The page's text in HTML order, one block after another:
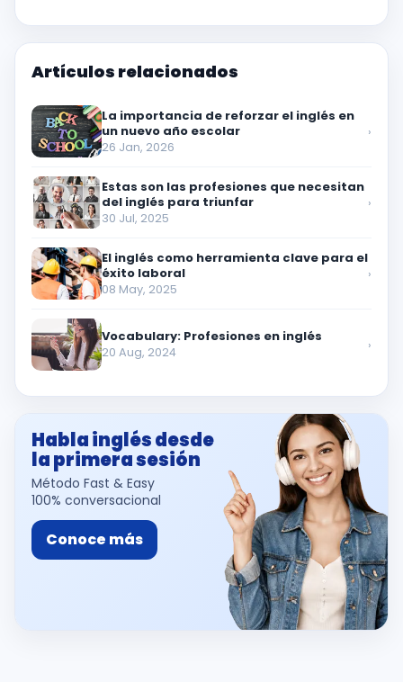
Artículos relacionados
La importancia de reforzar el inglés en
un nuevo año escolar
26 Jan, 2026
›
Estas son las profesiones que necesitan
del inglés para triunfar
30 Jul, 2025
›
El inglés como herramienta clave para el
éxito laboral
08 May, 2025
›
Vocabulary: Profesiones en inglés
20 Aug, 2024 ›
Habla inglés desde
la primera sesión
Método Fast & Easy
100% conversacional
Conoce más